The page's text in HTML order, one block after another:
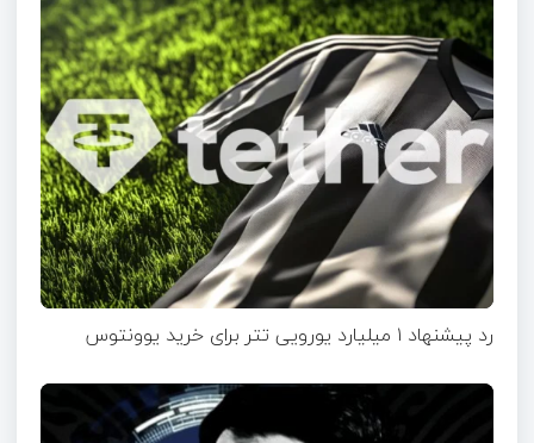
رد پیشنهاد ۱ میلیارد یورویی تتر برای خرید یوونتوس